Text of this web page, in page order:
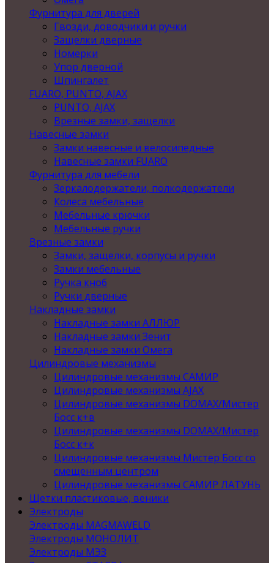
Фурнитура для дверей
Гвозди, доводчики и ручки
Защелки дверные
Номерки
Упор дверной
Шпингалет
FUARO, PUNTO, AJAX
PUNTO, AJAX
Врезные замки, защелки
Навесные замки
Замки навесные и велосипедные
Навесные замки FUARO
Фурнитура для мебели
Зеркалодержатели, полкодержатели
Колеса мебельные
Мебельные крючки
Мебельные ручки
Врезные замки
Замки, защелки, корпусы и ручки
Замки мебельные
Ручка кноб
Ручки дверные
Накладные замки
Накладные замки АЛЛЮР
Накладные замки Зенит
Накладные замки Омега
Цилиндровые механизмы
Цилиндровые механизмы САМИР
Цилиндровые механизмы AJAX
Цилиндровые механизмы DOMAX/Мистер
Босс к+в
Цилиндровые механизмы DOMAX/Мистер
Босс к+к
Цилиндровые механизмы Мистер Босс со
смещенным центром
Цилиндровые механизмы САМИР ЛАТУНЬ
Щетки пластиковые, веники
Электроды
Электроды MAGMAWELD
Электроды МОНОЛИТ
Электроды МЭЗ